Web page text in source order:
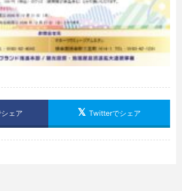
ェア Twitterでシェア